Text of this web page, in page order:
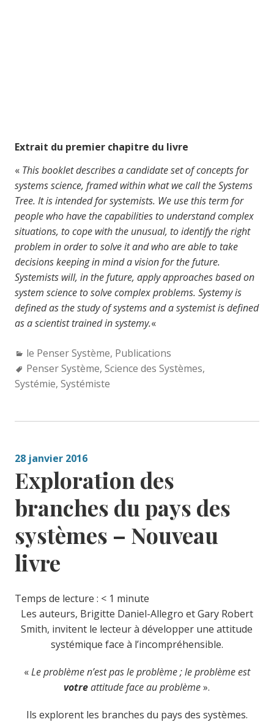
Extrait du premier chapitre du livre
« This booklet describes a candidate set of concepts for
systems science, framed within what we call the Systems
Tree. It is intended for systemists. We use this term for
people who have the capabilities to understand complex
situations, to cope with the unusual, to identify the right
problem in order to solve it and who are able to take
decisions keeping in mind a vision for the future.
Systemists will, in the future, apply approaches based on
system science to solve complex problems. Systemy is
defined as the study of systems and a systemist is defined
as a scientist trained in systemy.«
Categories:
le Penser Système, Publications
Tags:
Penser Système, Science des Systèmes,
Systémie, Systémiste
28 janvier 2016
Exploration des
branches du pays des
systèmes – Nouveau
livre
Temps de lecture : < 1 minute
Les auteurs, Brigitte Daniel-Allegro et Gary Robert
Smith, invitent le lecteur à développer une attitude
systémique face à l’incompréhensible.
«Le problème n’est pas le problème ; le problème est
votreattitude face au problème».
Ils explorent les branches du pays des systèmes.